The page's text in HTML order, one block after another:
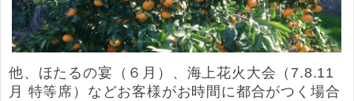
他、ほたるの宴（６月）、海上花火大会（7.8.11
月 特等席）などお客様がお時間に都合がつく場合